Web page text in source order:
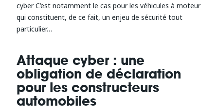
cyber C’est notamment le cas pour les véhicules à moteur
qui constituent, de ce fait, un enjeu de sécurité tout
particulier…
Attaque cyber : une
obligation de déclaration
pour les constructeurs
automobiles